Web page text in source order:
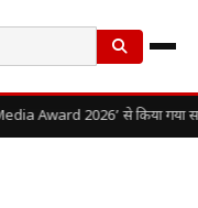
Award 2026’ से किया गया